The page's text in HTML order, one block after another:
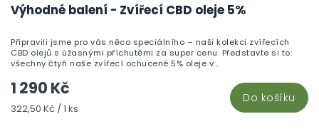
Výhodné balení - Zvířecí CBD oleje 5%
1 290 Kč
Měrná
322,50 Kč / 1 ks
Do košíku
Připravili jsme pro vás něco speciálního – naši kolekci zvířecích
CBD olejů s úžasnými příchutěmi za super cenu. Představte si to:
všechny čtyři naše zvířecí ochucené 5% oleje v...